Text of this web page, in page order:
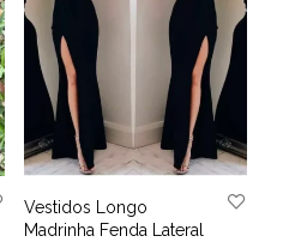
Vestidos Longo
Madrinha Fenda Lateral